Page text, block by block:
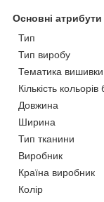
Основні атрибути
Тип
Тип виробу
Тематика вишивки
Кількість кольорів
Довжина
Ширина
Тип тканини
Виробник
Країна виробник
Колір